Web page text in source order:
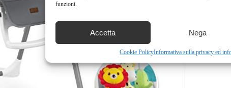
funzioni.
Accetta Nega
Cookie PolicyInformativa sulla privacy ed